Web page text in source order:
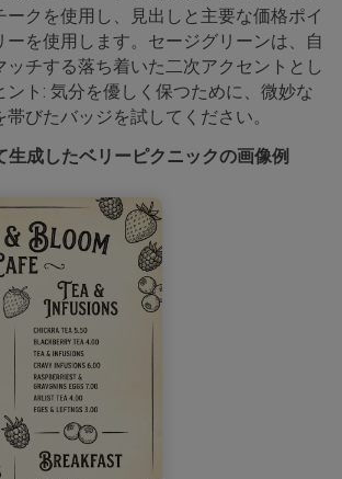
ークを使用し、見出しと主要な価格ポイ
ーを使用します。セージグリーンは、自
ッチする落ち着いた二次アクセントとし
ント: 気分を優しく保つために、微妙な
びたバッジを試してください。
成したベリーピクニックの画像例